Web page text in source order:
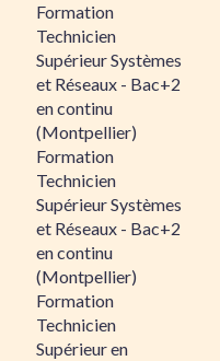
Formation
Technicien
Supérieur Systèmes
et Réseaux - Bac+2
en continu
(Montpellier)
Formation
Technicien
Supérieur Systèmes
et Réseaux - Bac+2
en continu
(Montpellier)
Formation
Technicien
Supérieur en